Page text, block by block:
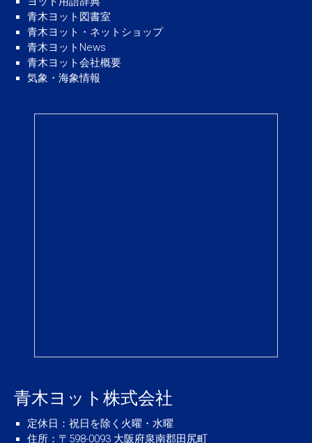
青木ヨット図書室
青木ヨット・ネットショップ
青木ヨットNews
青木ヨット会社概要
気象・海象情報
青木ヨット株式会社
定休日 ：祝日を除く火曜・水曜
住所 ：〒598-0093 大阪府泉南郡田尻町